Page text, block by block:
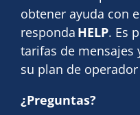
obtener ayuda con
responda HELP. Es
tarifas de mensajes
su plan de
¿Preguntas?